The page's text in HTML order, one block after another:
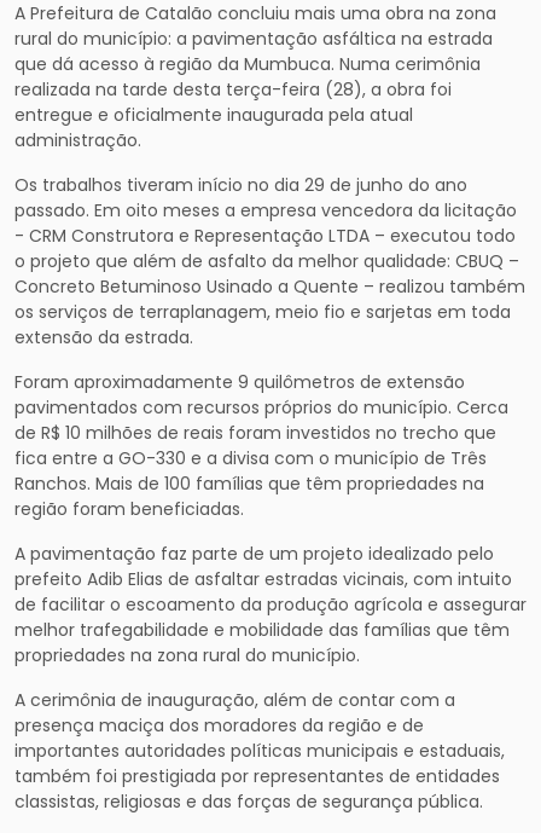
A Prefeitura de Catalão concluiu mais uma obra na zona
rural do município: a pavimentação asfáltica na estrada
que dá acesso à região da Mumbuca. Numa cerimônia
realizada na tarde desta terça-feira (28), a obra foi
entregue e oficialmente inaugurada pela atual
administração.
Os trabalhos tiveram início no dia 29 de junho do ano
passado. Em oito meses a empresa vencedora da licitação
- CRM Construtora e Representação LTDA – executou todo
o projeto que além de asfalto da melhor qualidade: CBUQ –
Concreto Betuminoso Usinado a Quente – realizou também
os serviços de terraplanagem, meio fio e sarjetas em toda
extensão da estrada.
Foram aproximadamente 9 quilômetros de extensão
pavimentados com recursos próprios do município. Cerca
de R$ 10 milhões de reais foram investidos no trecho que
fica entre a GO-330 e a divisa com o município de Três
Ranchos. Mais de 100 famílias que têm propriedades na
região foram beneficiadas.
A pavimentação faz parte de um projeto idealizado pelo
prefeito Adib Elias de asfaltar estradas vicinais, com intuito
de facilitar o escoamento da produção agrícola e assegurar
melhor trafegabilidade e mobilidade das famílias que têm
propriedades na zona rural do município.
A cerimônia de inauguração, além de contar com a
presença maciça dos moradores da região e de
importantes autoridades políticas municipais e estaduais,
também foi prestigiada por representantes de entidades
classistas, religiosas e das forças de segurança pública.